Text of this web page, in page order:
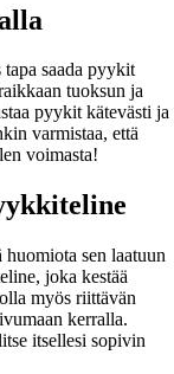
saada pyykit
tuoksun ja
pyykit kätevästi ja
varmistaa, että
voimasta!
sen laatuun
joka kestää
myös riittävän
kerralla.
itsellesi sopivin